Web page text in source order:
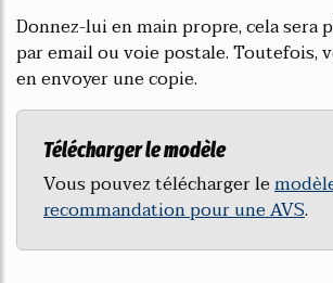
Donnez-lui en main propre, cela sera
par email ou voie postale. Toutefois,
en envoyer une copie.
Télécharger le modèle
Vous pouvez télécharger le
recommandation pour une AVS.